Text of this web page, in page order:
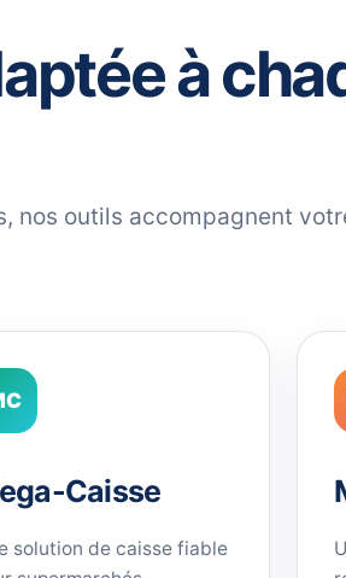
à
nos outils accompagnent
Caisse
solution de caisse fiable